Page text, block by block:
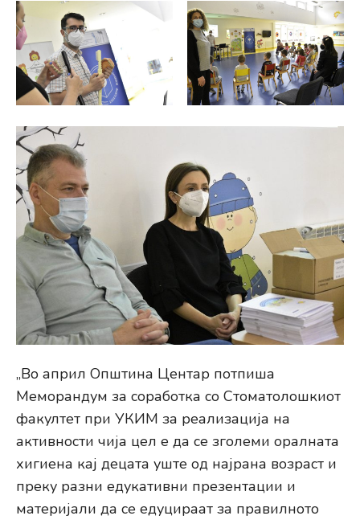
„Во април Општина Центар потпиша
Меморандум за соработка со Стоматолошкиот
факултет при УКИМ за реализација на
активности чија цел е да се зголеми оралната
хигиена кај децата уште од најрана возраст и
преку разни едукативни презентации и
материјали да се едуцираат за правилното